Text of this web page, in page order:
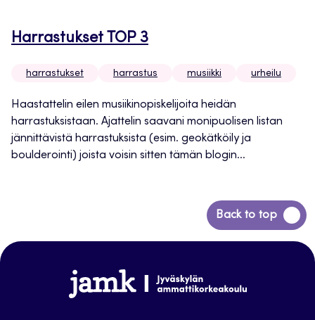
Harrastukset TOP 3
harrastukset harrastus musiikki urheilu
Haastattelin eilen musiikinopiskelijoita heidän
harrastuksistaan. Ajattelin saavani monipuolisen listan
jännittävistä harrastuksista (esim. geokätköily ja
boulderointi) joista voisin sitten tämän blogin...
Back to top
Siirry
takaisin
www.jamk.fi